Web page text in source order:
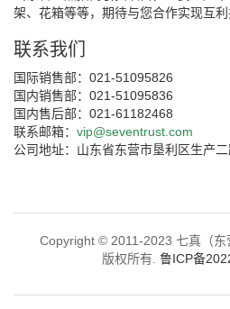
架、花箱等等，期待与您合作实现互
联系我们
国际销售部：021-51095826
国内销售部：021-51095836
国内售后部：021-61182468
联系邮箱： vip@seventrust.com
公司地址：山东省东营市垦利区生产
Copyright © 2011-2023 七真（东
版权所有. 鲁ICP备